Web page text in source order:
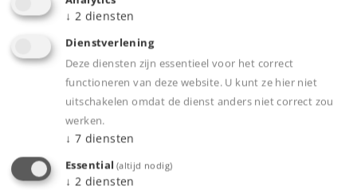
en geluidsfuncties.
Bufferhoogte volgens NEM.
Met buffercondensator voor het overbruggen
van korte stroomloze secties.
Product
↓ 2 diensten
Dienstverlening
Deze diensten zijn essentieel voor het correct
functioneren van deze website. U kunt ze hier niet
uitschakelen omdat de dienst anders niet correct zou
werken.
↓ 7 diensten
Essential (altijd nodig)
↓ 2 diensten